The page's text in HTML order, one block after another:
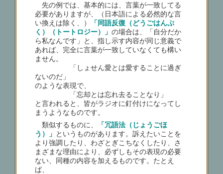
先の例では、基本的には、言葉が一致してる
必要がありますが、（日本語による必然的な言
い換えは除く、）
「同語反復（どうごはんぷ
く）（トートロジー）」の場合は、「自分だか
ら私なんです」と、指し示す内容が同じ意義で
あれば、完全に言葉が一致していなくても構い
ません。
「しょせん愛とは愛することに過ぎ
ないのだ」
のような表現で、
「忘却とは忘れ去ることなり」
と言われると、皆がラジオに釘付けになってし
まうようなものです。
類似するものに、
「冗語法（じょうごほ
う）」 というものがあります。訴えたいことを
より強調したり、わざとぎこちなくしたり、さ
まざまな理由により、必ずしもその表現の必要
ない、同種の内容を加えるものです。たとえ
ば、